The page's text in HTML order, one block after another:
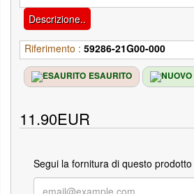
Descrizione..
Riferimento : 59286-21G00-000
ESAURITO
11.90EUR
Segui la fornitura di questo prodotto